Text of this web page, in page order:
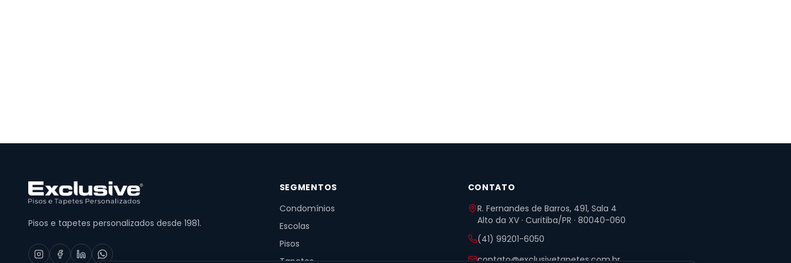
Pisos e tapetes personalizados desde 1981.
SEGMENTOS
Condomínios
Escolas
Pisos
CONTATO
R. Fernandes de Barros, 491, Sala 4
Alto da XV · Curitiba/PR · 80040-060
(41) 99201-6050
contato@exclusivetapetes.com.br